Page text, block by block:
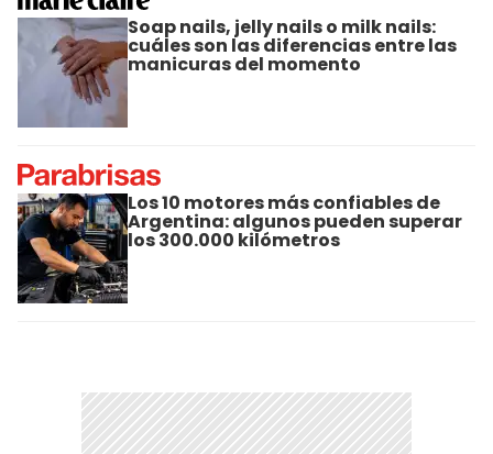
Soap nails, jelly nails o milk nails:
cuáles son las diferencias entre las
manicuras del momento
Los 10 motores más confiables de
Argentina: algunos pueden superar
los 300.000 kilómetros